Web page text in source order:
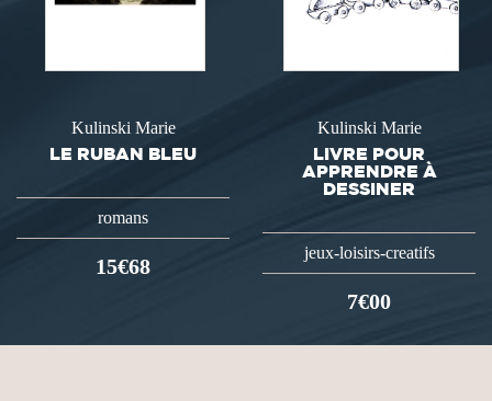
Kulinski Marie
LE RUBAN BLEU
romans
15€68
Kulinski Marie
LIVRE POUR
APPRENDRE À
DESSINER
jeux-loisirs-creatifs
7€00